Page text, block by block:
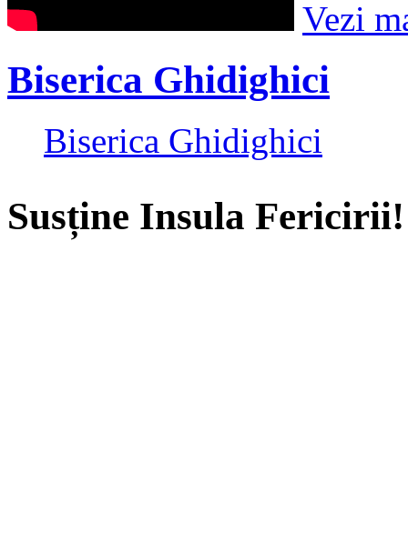
Vezi
Biserica Ghidighici
Biserica Ghidighici
Susține Insula Fericirii!